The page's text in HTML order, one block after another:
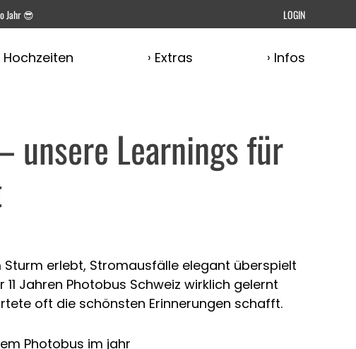
Jahr 😎 LOGIN
Hochzeiten Extras Infos
unsere Learnings für
Sturm erlebt, Stromausfälle elegant überspielt
Jahren Photobus Schweiz wirklich gelernt
oft die schönsten Erinnerungen schafft.